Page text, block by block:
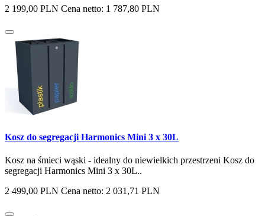
2 199,00 PLN Cena netto: 1 787,80 PLN
Kosz do segregacji Harmonics Mini 3 x 30L
Kosz na śmieci wąski - idealny do niewielkich przestrzeni Kosz do
segregacji Harmonics Mini 3 x 30L..
2 499,00 PLN Cena netto: 2 031,71 PLN